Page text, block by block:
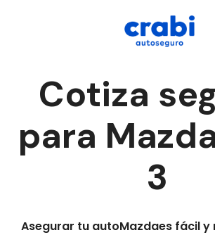
Cotiza
para
3
Asegurar tu autoMazdaes fácil y